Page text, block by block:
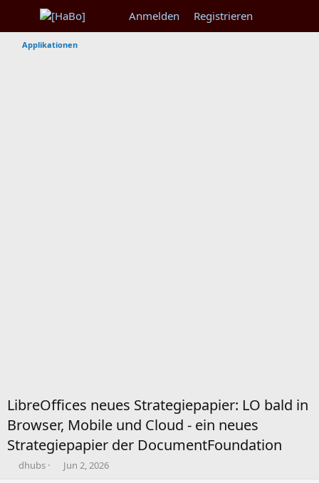
Anmelden Registrieren
Applikationen
LibreOffices neues Strategiepapier: LO bald in
Browser, Mobile und Cloud - ein neues
Strategiepapier der DocumentFoundation
T
dhubs
B
Jun 2, 2026